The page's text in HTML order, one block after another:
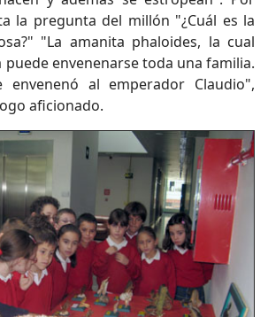
la pregunta del millón "¿Cuál es la
"La amanita phaloides, la cual
puede envenenarse toda una familia.
al emperador Claudio",
aficionado.